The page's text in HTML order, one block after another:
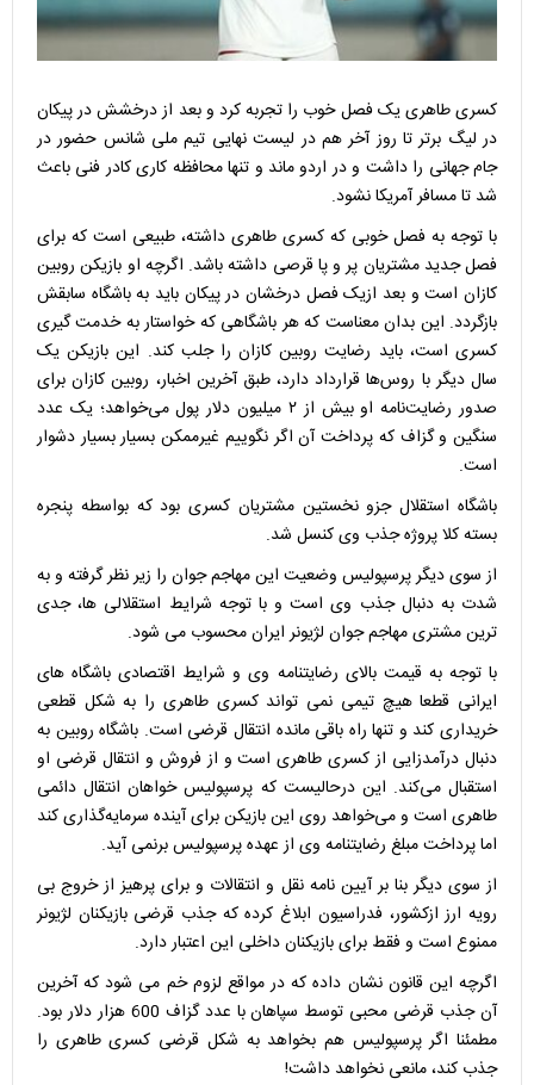
کسری طاهری یک فصل خوب را تجربه کرد و بعد از درخشش در پیکان
در لیگ برتر تا روز آخر هم در لیست نهایی تیم ملی شانس حضور در
جام جهانی را داشت و در اردو ماند و تنها محافظه کاری کادر فنی باعث
شد تا مسافر آمریکا نشود.
با توجه به فصل خوبی که کسری طاهری داشته، طبیعی است که برای
فصل جدید مشتریان پر و پا قرصی داشته باشد. اگرچه او بازیکن روبین
کازان است و بعد ازیک فصل درخشان در پیکان باید به باشگاه سابقش
بازگردد. این بدان معناست که هر باشگاهی که خواستار به خدمت گیری
کسری است، باید رضایت روبین کازان را جلب کند. این بازیکن یک
سال دیگر با روس‌ها قرارداد دارد، طبق آخرین اخبار، روبین کازان برای
صدور رضایت‌نامه او بیش از ۲ میلیون دلار پول می‌خواهد؛ یک عدد
سنگین و گزاف که پرداخت آن اگر نگوییم غیرممکن بسیار بسیار دشوار
است.
باشگاه استقلال جزو نخستین مشتریان کسری بود که بواسطه پنجره
بسته کلا پروژه جذب وی کنسل شد.
از سوی دیگر پرسپولیس وضعیت این مهاجم جوان را زیر نظر گرفته و به
شدت به دنبال جذب وی است و با توجه شرایط استقلالی ها، جدی
ترین مشتری مهاجم جوان لژیونر ایران محسوب می شود.
با توجه به قیمت بالای رضایتنامه وی و شرایط اقتصادی باشگاه های
ایرانی قطعا هیچ تیمی نمی تواند کسری طاهری را به شکل قطعی
خریداری کند و تنها راه باقی مانده انتقال قرضی است. باشگاه روبین به
دنبال درآمدزایی از کسری طاهری است و از فروش و انتقال قرضی او
استقبال می‌کند. این درحالیست که پرسپولیس خواهان انتقال دائمی
طاهری است و می‌خواهد روی این بازیکن برای آینده سرمایه‌گذاری کند
اما پرداخت مبلغ رضایتنامه وی از عهده پرسپولیس برنمی آید.
از سوی دیگر بنا بر آیین نامه نقل و انتقالات و برای پرهیز از خروج بی
رویه ارز ازکشور، فدراسیون ابلاغ کرده که جذب قرضی بازیکنان لژیونر
ممنوع است و فقط برای بازیکنان داخلی این اعتبار دارد.
اگرچه این قانون نشان داده که در مواقع لزوم خم می شود که آخرین
آن جذب قرضی محبی توسط سپاهان با عدد گزاف 600 هزار دلار بود.
مطمئنا اگر پرسپولیس هم بخواهد به شکل قرضی کسری طاهری را
جذب کند، مانعی نخواهد داشت!